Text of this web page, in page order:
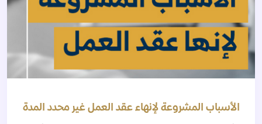
الأسباب المشروعة لإنهاء عقد العمل غير محدد المدة